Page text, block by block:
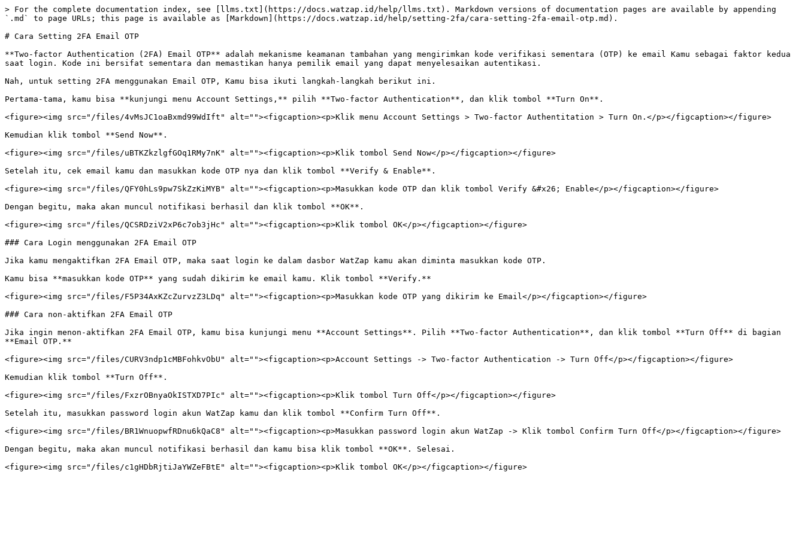
> For the complete documentation index, see [llms.txt](https://docs.watzap.id/help/llms.txt). Markdown versions of documentation pages are available by appending
`.md` to page URLs; this page is available as [Markdown](https://docs.watzap.id/help/setting-2fa/cara-setting-2fa-email-otp.md).
# Cara Setting 2FA Email OTP
**Two-factor Authentication (2FA) Email OTP** adalah mekanisme keamanan tambahan yang mengirimkan kode verifikasi sementara (OTP) ke email Kamu sebagai faktor kedua
saat login. Kode ini bersifat sementara dan memastikan hanya pemilik email yang dapat menyelesaikan autentikasi.
Nah, untuk setting 2FA menggunakan Email OTP, Kamu bisa ikuti langkah-langkah berikut ini.
Pertama-tama, kamu bisa **kunjungi menu Account Settings,** pilih **Two-factor Authentication**, dan klik tombol **Turn On**.
<figure><img src="/files/4vMsJC1oaBxmd99WdIft" alt=""><figcaption><p>Klik menu Account Settings > Two-factor Authentitation > Turn On.</p></figcaption></figure>
Kemudian klik tombol **Send Now**.
<figure><img src="/files/uBTKZkzlgfGOq1RMy7nK" alt=""><figcaption><p>Klik tombol Send Now</p></figcaption></figure>
Setelah itu, cek email kamu dan masukkan kode OTP nya dan klik tombol **Verify & Enable**.
<figure><img src="/files/QFY0hLs9pw7SkZzKiMYB" alt=""><figcaption><p>Masukkan kode OTP dan klik tombol Verify &#x26; Enable</p></figcaption></figure>
Dengan begitu, maka akan muncul notifikasi berhasil dan klik tombol **OK**.
<figure><img src="/files/QCSRDziV2xP6c7ob3jHc" alt=""><figcaption><p>Klik tombol OK</p></figcaption></figure>
### Cara Login menggunakan 2FA Email OTP
Jika kamu mengaktifkan 2FA Email OTP, maka saat login ke dalam dasbor WatZap kamu akan diminta masukkan kode OTP.
Kamu bisa **masukkan kode OTP** yang sudah dikirim ke email kamu. Klik tombol **Verify.**
<figure><img src="/files/F5P34AxKZcZurvzZ3LDq" alt=""><figcaption><p>Masukkan kode OTP yang dikirim ke Email</p></figcaption></figure>
### Cara non-aktifkan 2FA Email OTP
Jika ingin menon-aktifkan 2FA Email OTP, kamu bisa kunjungi menu **Account Settings**. Pilih **Two-factor Authentication**, dan klik tombol **Turn Off** di bagian
**Email OTP.**
<figure><img src="/files/CURV3ndp1cMBFohkvObU" alt=""><figcaption><p>Account Settings -> Two-factor Authentication -> Turn Off</p></figcaption></figure>
Kemudian klik tombol **Turn Off**.
<figure><img src="/files/FxzrOBnyaOkISTXD7PIc" alt=""><figcaption><p>Klik tombol Turn Off</p></figcaption></figure>
Setelah itu, masukkan password login akun WatZap kamu dan klik tombol **Confirm Turn Off**.
<figure><img src="/files/BR1WnuopwfRDnu6kQaC8" alt=""><figcaption><p>Masukkan password login akun WatZap -> Klik tombol Confirm Turn Off</p></figcaption></figure>
Dengan begitu, maka akan muncul notifikasi berhasil dan kamu bisa klik tombol **OK**. Selesai.